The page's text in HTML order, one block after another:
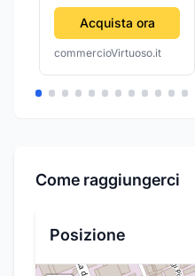
Acquista ora
commercioVirtuoso.it
Come raggiungerci
Posizione